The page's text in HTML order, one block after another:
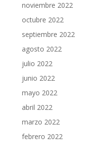
noviembre 2022
octubre 2022
septiembre 2022
agosto 2022
julio 2022
junio 2022
mayo 2022
abril 2022
marzo 2022
febrero 2022